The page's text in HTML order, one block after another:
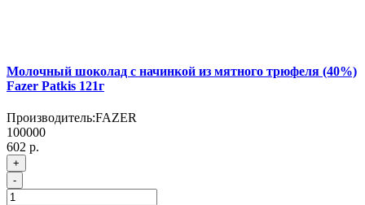
Молочный шоколад с начинкой из мятного трюфеля (40%)
Fazer Patkis 121г
Производитель:FAZER
100000
602 р.
+
-